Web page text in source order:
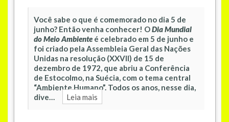
Você sabe o que é comemorado no dia 5 de
junho? Então venha conhecer! ODia Mundial
do Meio Ambienteé celebrado em 5 de junho e
foi criado pela Assembleia Geral das Nações
Unidas na resolução (XXVII) de 15 de
dezembro de 1972, que abriu a Conferência
de Estocolmo, na Suécia, com o tema central
“Ambiente Humano”. Todos os anos, nesse dia,
dive…
Leia mais